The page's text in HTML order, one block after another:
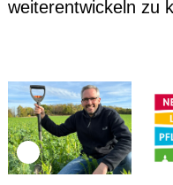
weiterentwickeln zu